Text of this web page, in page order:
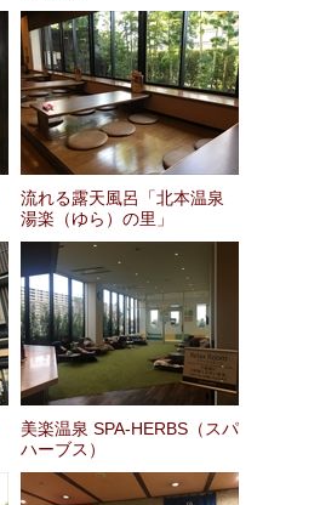
流れる露天風呂「北本温泉
湯楽（ゆら）の里」
美楽温泉 SPA-HERBS（スパ
ハーブス）